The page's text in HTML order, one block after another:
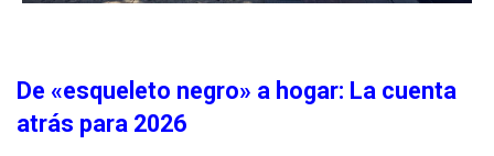
De «esqueleto negro» a hogar: La cuenta
atrás para 2026